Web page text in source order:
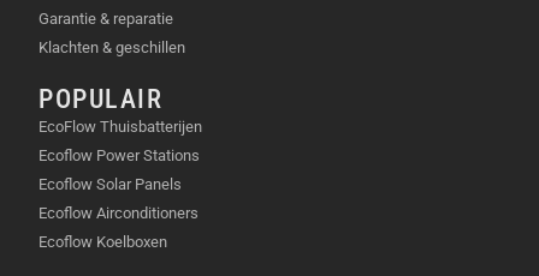
Garantie & reparatie
Klachten & geschillen
POPULAIR
EcoFlow Thuisbatterijen
Ecoflow Power Stations
Ecoflow Solar Panels
Ecoflow Airconditioners
Ecoflow Koelboxen